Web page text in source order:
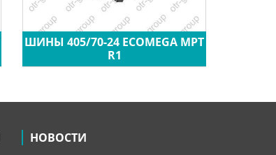
ШИНЫ 405/70-24 ECOMEGA MPT
R1
НОВОСТИ